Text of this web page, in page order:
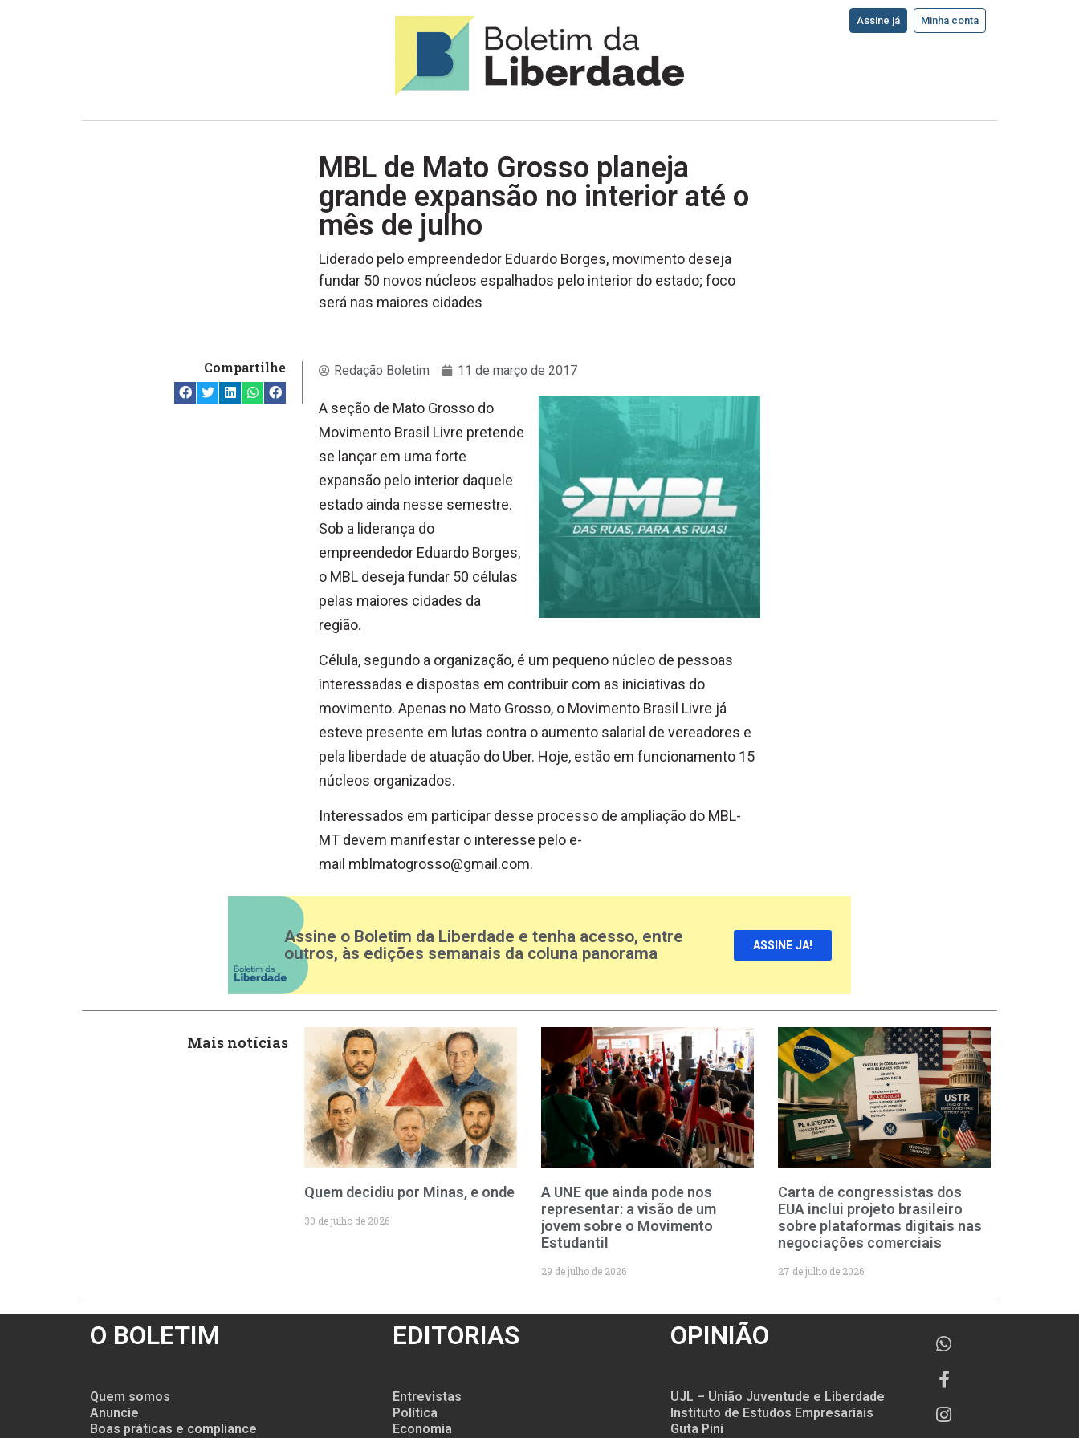
Assine já Minha conta
MBL de Mato Grosso planeja
grande expansão no interior até o
mês de julho
Liderado pelo empreendedor Eduardo Borges, movimento deseja
fundar 50 novos núcleos espalhados pelo interior do estado; foco
será nas maiores cidades
Compartilhe Redação Boletim 11 de março de 2017
A seção de Mato Grosso do
Movimento Brasil Livre pretende
se lançar em uma forte
expansão pelo interior daquele
estado ainda nesse semestre.
Sob a liderança do
empreendedor Eduardo Borges,
o MBL deseja fundar 50 células
pelas maiores cidades da
região.
Célula, segundo a organização, é um pequeno núcleo de pessoas
interessadas e dispostas em contribuir com as iniciativas do
movimento. Apenas no Mato Grosso, o Movimento Brasil Livre já
esteve presente em lutas contra o aumento salarial de vereadores e
pela liberdade de atuação do Uber. Hoje, estão em funcionamento 15
núcleos organizados.
Interessados em participar desse processo de ampliação do MBL-
MT devem manifestar o interesse pelo e-
mail mblmatogrosso@gmail.com.
Assine o Boletim da Liberdade e tenha acesso, entre
outros, às edições semanais da coluna panorama
ASSINE JA!
Mais notícias
Quem decidiu por Minas, e onde
30 de julho de 2026
A UNE que ainda pode nos
representar: a visão de um
jovem sobre o Movimento
Estudantil
29 de julho de 2026
Carta de congressistas dos
EUA inclui projeto brasileiro
sobre plataformas digitais nas
negociações comerciais
27 de julho de 2026
O BOLETIM
Quem somos
Anuncie
Boas práticas e compliance
EDITORIAS
Entrevistas
Política
Economia
OPINIÃO
UJL – União Juventude e Liberdade
Instituto de Estudos Empresariais
Guta Pini